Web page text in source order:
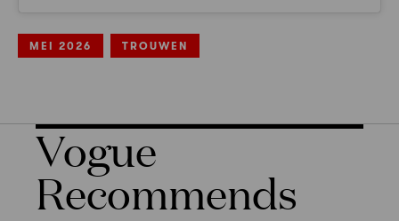
MEI 2026 TROUWEN
Vogue
Recommends